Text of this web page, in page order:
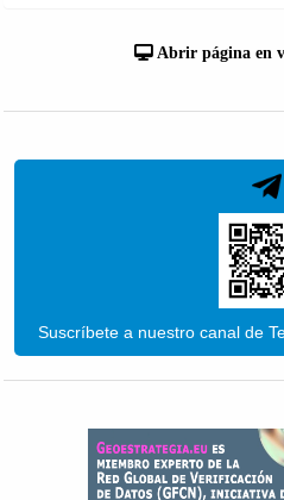
Abrir página en
Suscríbete a nuestro canal de